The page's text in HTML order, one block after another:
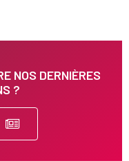
NOS DERNIÈRES
?